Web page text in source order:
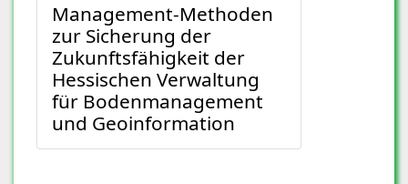
Management-Methoden
zur Sicherung der
Zukunftsfähigkeit der
Hessischen Verwaltung
für Bodenmanagement
und Geoinformation